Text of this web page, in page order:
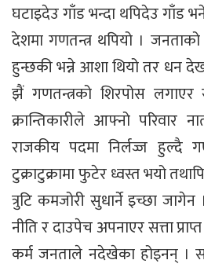
घटाइदेउ गाँड भन्दा थपिदेउ गाँड
देशमा गणतन्त्र थपियो ।
हुन्छकी भन्ने आशा थियो तर धन
झैं गणतन्त्रको शिरपोस लगाएर
क्रान्तिकारीले आफ्नो परिवार
राजकीय पदमा निर्लज्ज हुल्दै
टुक्राटुक्रामा फुटेर ध्वस्त भयो
त्रुटि कमजोरी सुधार्ने इच्छा
नीति र दाउपेच अपनाएर सत्ता
कर्म जनताले नदेखेका होइनन् ।